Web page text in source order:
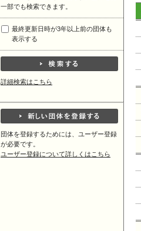
一部でも検索できます。
最終更新日時が3年以上前の団体も
表示する
詳細検索はこちら
団体を登録するためには、ユーザー登録
が必要です。
ユーザー登録について詳しくはこちら